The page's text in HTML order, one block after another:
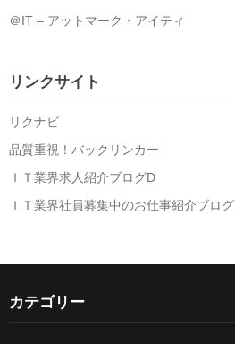
＠IT – アットマーク・アイティ
リンクサイト
リクナビ
品質重視！バックリンカー
ＩＴ業界求人紹介ブログD
ＩＴ業界社員募集中のお仕事紹介ブログ
カテゴリー